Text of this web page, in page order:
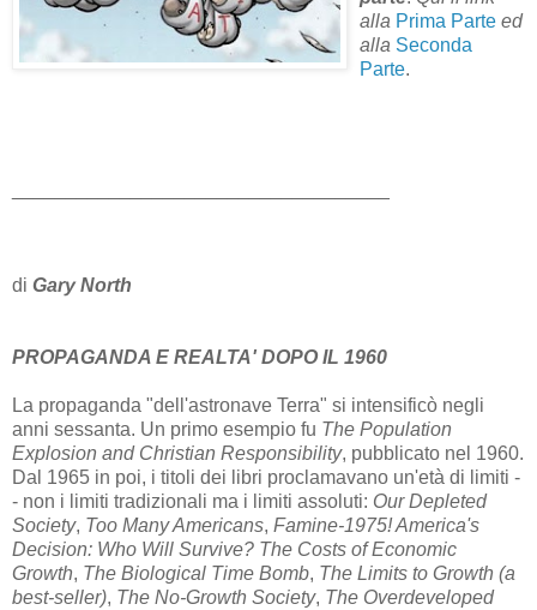
alla Prima Parte ed
alla Seconda
Parte.
di Gary North
PROPAGANDA E REALTA' DOPO IL 1960
La propaganda "dell'astronave Terra" si intensificò negli
anni sessanta. Un primo esempio fu The Population
Explosion and Christian Responsibility, pubblicato nel 1960.
Dal 1965 in poi, i titoli dei libri proclamavano un'età di limiti -
- non i limiti tradizionali ma i limiti assoluti: Our Depleted
Society, Too Many Americans, Famine-1975! America's
Decision: Who Will Survive? The Costs of Economic
Growth, The Biological Time Bomb, The Limits to Growth (a
best-seller), The No-Growth Society, The Overdeveloped